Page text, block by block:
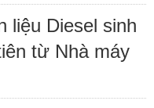
liệu Diesel sinh
từ Nhà máy